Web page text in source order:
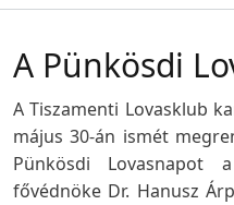
A Pünkösdi
A Tiszamenti Lovasklub
május 30-án ismét
Pünkösdi Lovasnapot
fővédnöke Dr. Hanusz